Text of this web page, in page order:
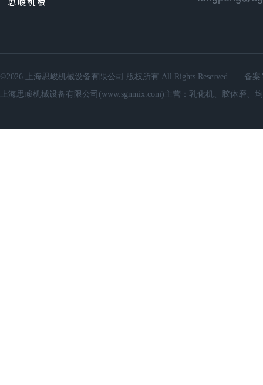
©2026 上海思峻机械设备有限公司 版权所有 All Rights Reserved.
备案
上海思峻机械设备有限公司(www.sgnmix.com)主营：乳化机、胶体磨